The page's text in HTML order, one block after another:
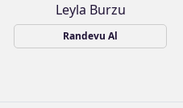
Leyla Burzu
Randevu Al